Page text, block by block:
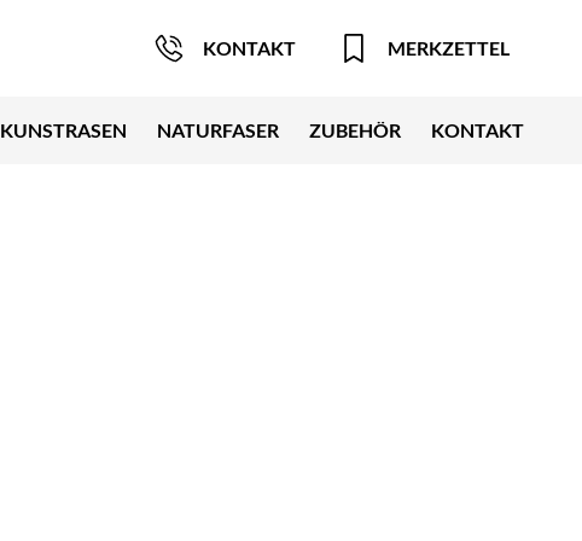
KONTAKT MERKZETTEL
KUNSTRASEN NATURFASER ZUBEHÖR KONTAKT